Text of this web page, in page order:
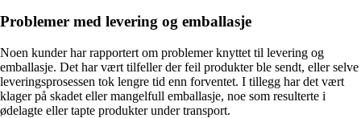
Problemer med levering og emballasje
Noen kunder har rapportert om problemer knyttet til levering og
emballasje. Det har vært tilfeller der feil produkter ble sendt, eller selve
leveringsprosessen tok lengre tid enn forventet. I tillegg har det vært
klager på skadet eller mangelfull emballasje, noe som resulterte i
ødelagte eller tapte produkter under transport.